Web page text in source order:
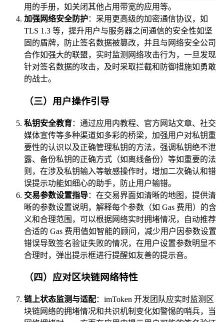
用的手册，如关闭其他占用带宽的应用等。
加强网络安全防护：采用更高级的加密通信协议，如
TLS 1.3 等，提升用户与服务器之间通信的安全性如坚
固的盾牌，防止签名数据被篡改，并且与网络安全公司
合作如强大的联盟，实时监测网络攻击行为，一旦发现
针对签名数据的攻击，及时采取拦截和防御措施如勇敢
的战士。
（三）用户操作引导
私钥安全教育：通过应用内教程、官方网站文章、社交
媒体宣传等多种渠道如多彩的桥梁，加强用户对私钥重
要性的认识以及正确管理私钥的方法，强调私钥绝不泄
露、备份私钥的正确方式（如离线备份）等如重要的法
则，在涉及私钥输入等敏感操作时，增加二次确认和错
误提示功能如细心的助手，防止用户输错。
交易参数设置指导：在交易界面如清晰的地图，提供清
晰的参数设置说明，解释每个参数（如 Gas 费用）的含
义和合理范围，可以根据网络实时拥堵情况，自动推荐
合适的 Gas 费用值如智能的顾问，减少用户因参数设置
错误导致签名验证失败的情况，在用户设置参数明显不
合理时，弹出提示框进行提醒如友善的提示音。
（四）应对区块链网络特性
链上状态监测与适配：imToken 开发团队应实时监测区
块链网络的拥堵情况和共识机制变化如警惕的哨兵，当